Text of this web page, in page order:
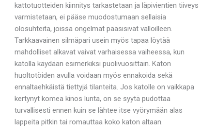
kattotuotteiden kiinnitys tarkastetaan ja läpivientien tiiveys
varmistetaan, ei pääse muodostumaan sellaisia
olosuhteita, joissa ongelmat pääsisivät valloilleen.
Tarkkaavainen silmäpari usein myös tapaa löytää
mahdolliset alkavat vaivat varhaisessa vaiheessa, kun
katolla käydään esimerkiksi puolivuosittain. Katon
huoltotöiden avulla voidaan myös ennakoida sekä
ennaltaehkäistä tiettyjä tilanteita. Jos katolle on vaikkapa
kertynyt komea kinos lunta, on se syytä pudottaa
turvallisesti ennen kuin se lähtee itse vyörymään alas
lappeita pitkin tai romauttaa koko katon altaan.